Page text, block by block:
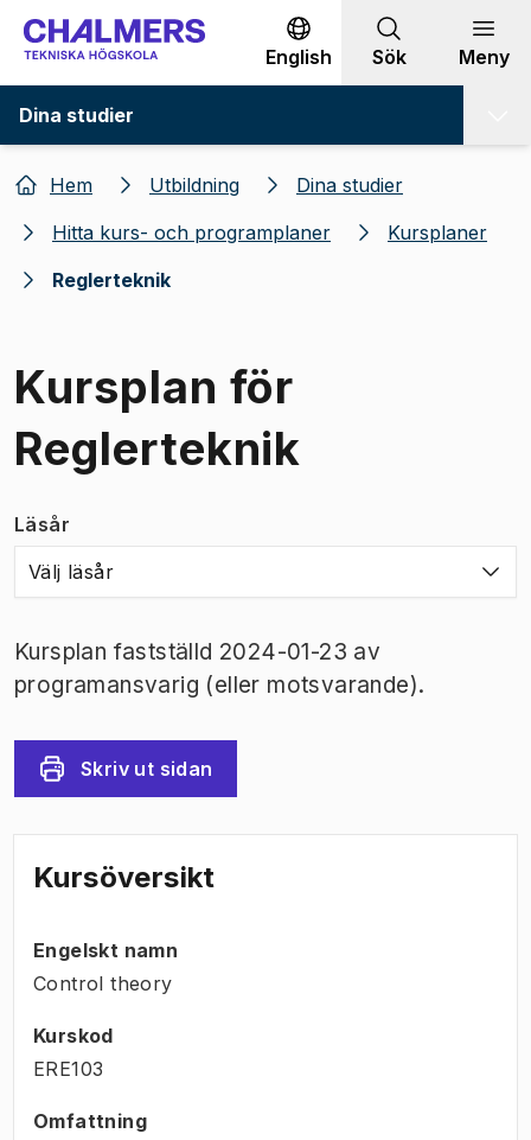
Gå till innehållet
English Sök Meny
Dina studier
Hem Utbildning
Dina studier
Hitta kurs- och programplaner
Kursplaner
Reglerteknik
Kursplan för
Reglerteknik
Läsår
Välj läsår
Kursplan fastställd 2024-01-23 av
programansvarig (eller motsvarande).
Skriv ut sidan
Kursöversikt
Engelskt namn
Control theory
Kurskod
ERE103
Omfattning